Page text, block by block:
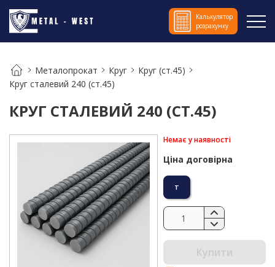
Калькулятор
розрахунку
Металопрокат Круг
Круг (ст.45)
Круг сталевий 240 (ст.45)
КРУГ СТАЛЕВИЙ 240 (СТ.45)
Немає у наявності
Ціна договірна
т
Купити